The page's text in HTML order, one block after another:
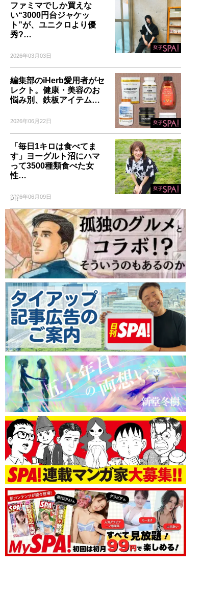
ファミマでしか買えな
い“3000円台ジャケッ
ト”が、ユニクロより優
秀?…
2026年03月03日
編集部のiHerb愛用者がセ
レクト。健康・美容のお
悩み別、鉄板アイテム…
2026年06月22日
「毎日1キロは食べてま
す」ヨーグルト沼にハマ
って3500種類食べた女
性…
2026年06月09日
PR